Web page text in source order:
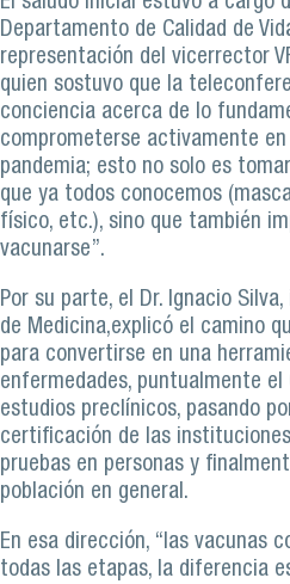
Departamento de Calidad de
representación del vicerrector
quien sostuvo que la
conciencia acerca de lo
comprometerse activamente
pandemia; esto no solo es
que ya todos conocemos
físico, etc.), sino que también
vacunarse”.
Por su parte, el Dr. Ignacio
de Medicina,explicó el camino
para convertirse en una
enfermedades, puntualmente el
estudios preclínicos, pasando
certificación de las
pruebas en personas y
población en general.
En esa dirección, “las vacunas
todas las etapas, la diferencia